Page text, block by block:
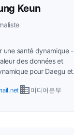
Keun
une santé dynamique -
des données et
pour Daegu et
business 미디어본부